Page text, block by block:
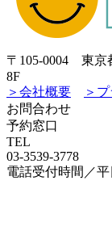
〒105-0004 東京
8F
＞会社概要
＞
お問合わせ
予約窓口
TEL
03-3539-3778
電話受付時間／平